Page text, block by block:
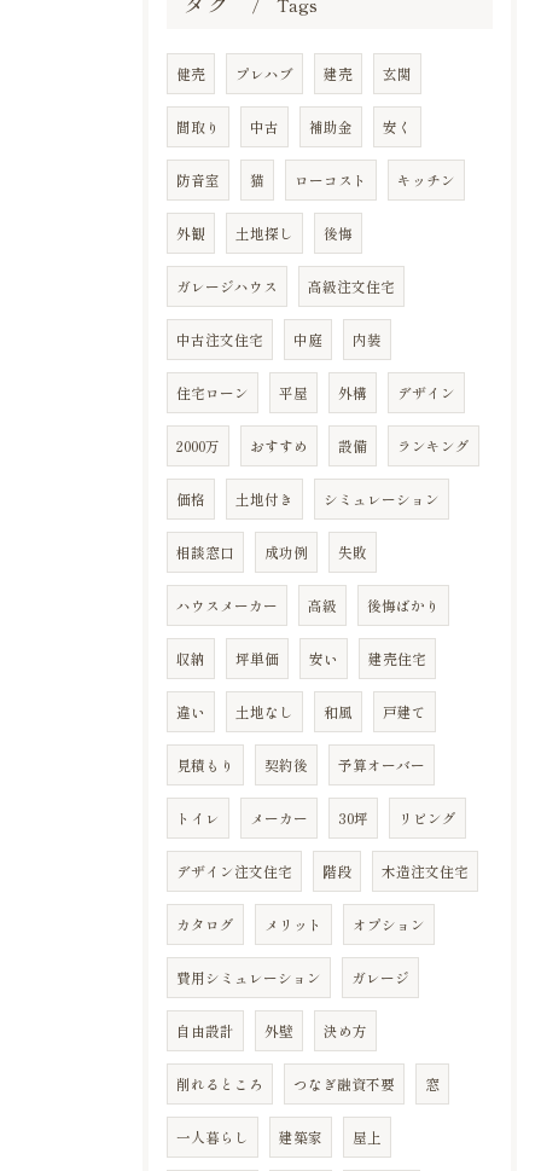
Tags
健売 プレハブ 建売 玄関
間取り 中古 補助金 安く
防音室 猫 ローコスト キッチン
外観 土地探し 後悔
ガレージハウス 高級注文住宅
中古注文住宅 中庭 内装
住宅ローン 平屋 外構 デザイン
2000万 おすすめ 設備 ランキング
価格 土地付き シミュレーション
相談窓口 成功例 失敗
ハウスメーカー 高級 後悔ばかり
収納 坪単価 安い 建売住宅
違い 土地なし 和風 戸建て
見積もり 契約後 予算オーバー
トイレ メーカー 30坪 リビング
デザイン注文住宅 階段 木造注文住宅
カタログ メリット オプション
費用シミュレーション ガレージ
自由設計 外壁 決め方
削れるところ つなぎ融資不要 窓
一人暮らし 建築家 屋上